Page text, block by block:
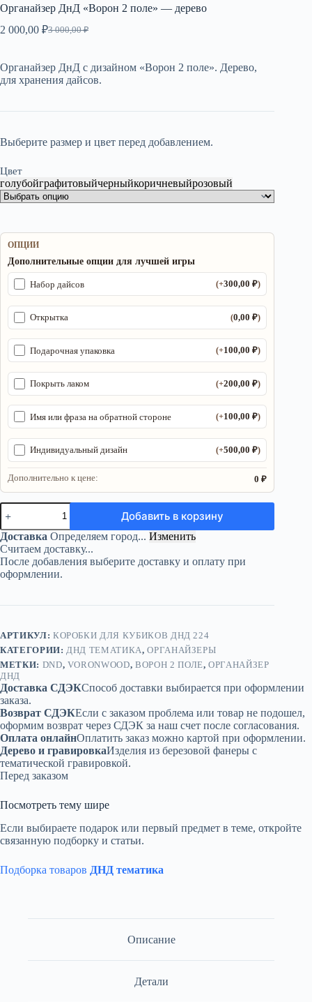
Органайзер ДнД «Ворон 2 поле» — дерево
3 000,00₽
Первоначальная
3
000,00 ₽.
2 000,00 ₽
Текущая
000,00 ₽.
Органайзер ДнД с дизайном «Ворон 2 поле». Дерево,
для хранения дайсов.
Выберите размер и цвет перед добавлением.
Цвет
голубойграфитовыйчерныйкоричневыйрозовый
ОПЦИИ
Дополнительные опции для лучшей игры
Набор дайсов (+300,00₽)
Открытка (0,00₽)
Подарочная упаковка (+100,00₽)
Покрыть лаком (+200,00₽)
Имя или фраза на обратной стороне (+100,00₽)
Индивидуальный дизайн (+500,00₽)
Дополнительно к цене: 0 ₽
Количество
товара
Органайзер
ДнД
«Ворон
2
поле»
Добавить в корзину
Доставка Определяем город... Изменить
Считаем доставку...
После добавления выберите доставку и оплату при
оформлении.
АРТИКУЛ: КОРОБКИ ДЛЯ КУБИКОВ ДНД 224
КАТЕГОРИИ: ДНД ТЕМАТИКА,ОРГАНАЙЗЕРЫ
МЕТКИ: DND, VORONWOOD, ВОРОН 2 ПОЛЕ,ОРГАНАЙЗЕР
ДНД
Доставка СДЭКСпособ доставки выбирается при оформлении
заказа.
Возврат СДЭКЕсли с заказом проблема или товар не подошел,
оформим возврат через СДЭК за наш счет после согласования.
Оплата онлайнОплатить заказ можно картой при оформлении.
Дерево и гравировкаИзделия из березовой фанеры с
тематической гравировкой.
Перед заказом
Посмотреть тему шире
Если выбираете подарок или первый предмет в теме, откройте
связанную подборку и статьи.
Подборка товаров ДНД тематика
Описание
Детали